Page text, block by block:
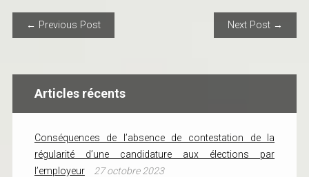
POST NAVIGATION
← Previous Post Next Post →
Articles récents
Conséquences de l’absence de contestation de la
régularité d’une candidature aux élections par
l’employeur
27 octobre 2023